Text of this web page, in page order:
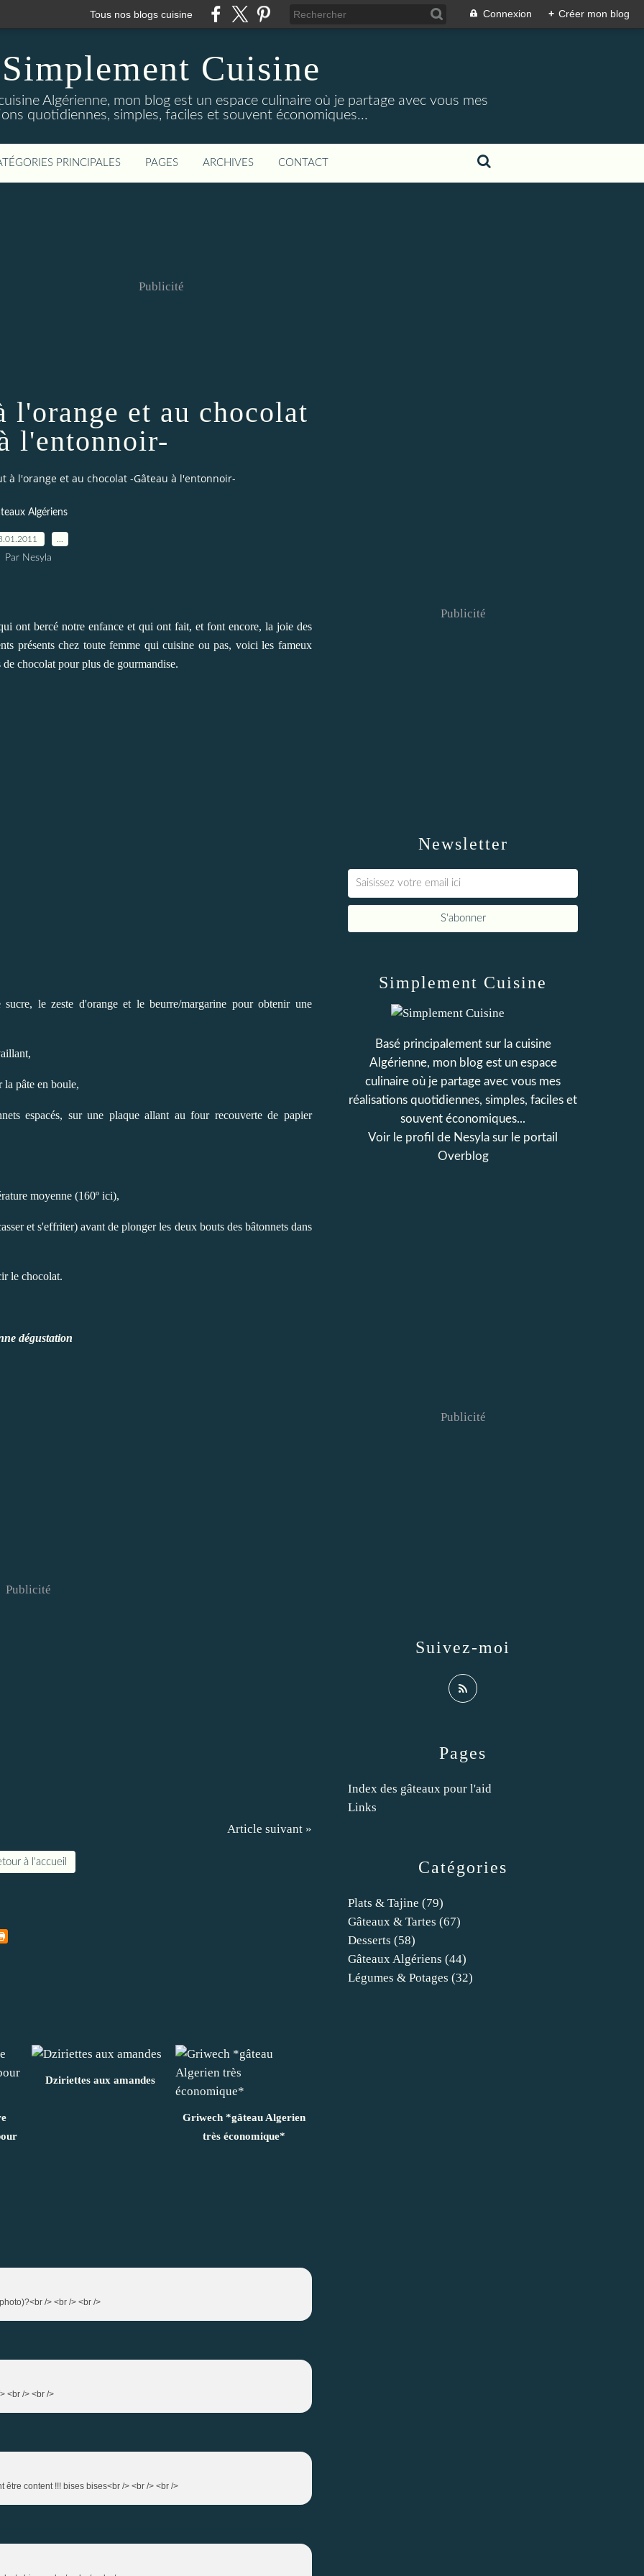
Tous nos blogs cuisine Connexion + Créer mon blog
Simplement Cuisine
Algérienne, mon blog est un espace culinaire où je partage avec vous mes
quotidiennes, simples, faciles et souvent économiques...
PRINCIPALES PAGES ARCHIVES CONTACT
Publicité
l'orange et au chocolat
l'entonnoir-
à l'orange et au chocolat -Gâteau à l'entonnoir-
Algériens
Par Nesyla
ont bercé notre enfance et qui ont fait, et font encore, la joie des
présents chez toute femme qui cuisine ou pas, voici les fameux
chocolat pour plus de gourmandise.
le zeste d'orange et le beurre/margarine pour obtenir une
la pâte en boule,
espacés, sur une plaque allant au four recouverte de papier
moyenne (160º ici),
et s'effriter) avant de plonger les deux bouts des bâtonnets dans
le chocolat.
dégustation
Publicité
Article suivant »
à l'accueil
Dziriettes aux amandes
Griwech *gâteau Algerien
très économique*
/> <br /> <br />
<br /> <br />
être content !!! bises bises<br /> <br /> <br />
Newsletter
Publicité
Catégories
Plats & Tajine (79)
Gâteaux & Tartes (67)
Desserts (58)
Gâteaux Algériens (44)
Légumes & Potages (32)
Pages
Index des gâteaux pour l'aid
Links
Simplement Cuisine
Basé principalement sur la cuisine
Algérienne, mon blog est un espace
culinaire où je partage avec vous mes
réalisations quotidiennes, simples, faciles et
souvent économiques...
Voir le profil de Nesyla sur le portail
Overblog
Suivez-moi
Publicité